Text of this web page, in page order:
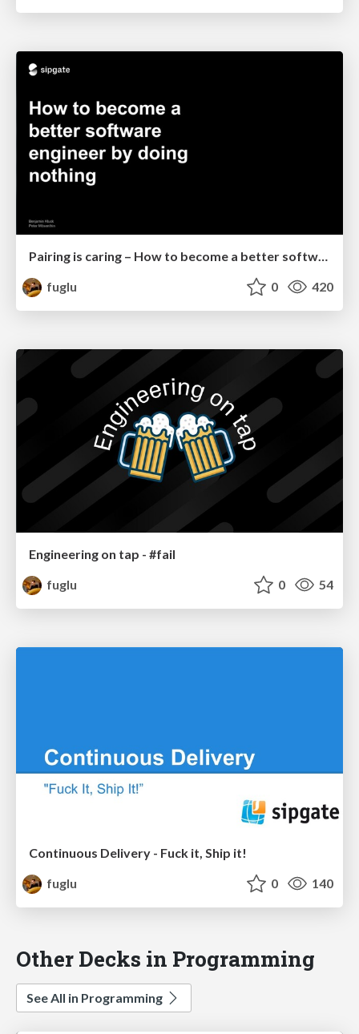
Pairing is caring – How to become a better software engineer by doing nothing
fuglu
0 420
Engineering on tap - #fail
fuglu
0 54
Continuous Delivery - Fuck it, Ship it!
fuglu
0 140
Other Decks in Programming
See All in Programming